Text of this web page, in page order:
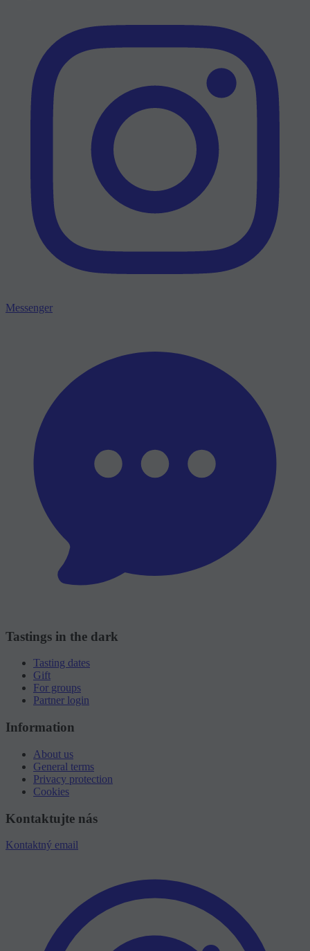
Messenger
Tastings in the dark
Tasting dates
Gift
For groups
Partner login
Information
About us
General terms
Privacy protection
Cookies
Kontaktujte nás
Kontaktný email